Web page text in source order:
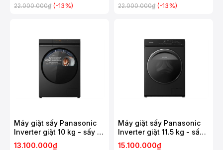
22.000.000₫ (-13%) 22.000.000₫ (-13%)
Máy giặt sấy Panasonic
Inverter giặt 10 kg - sấy 7
kg NA-S20DG1BVT
13.100.000₫
Máy giặt sấy Panasonic
Inverter giặt 11.5 kg - sấy
7 kg NA-S157FW1BV
15.100.000₫